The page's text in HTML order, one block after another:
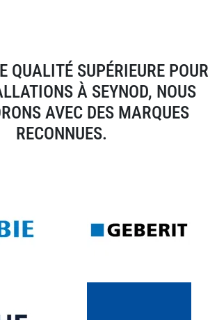
QUALITÉ SUPÉRIEURE POUR
À SEYNOD, NOUS
AVEC DES MARQUES
RECONNUES.